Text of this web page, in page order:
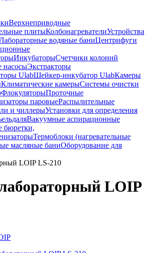
Верхнеприводные
плитыКолбонагревателиУстройства
водяные баниЦентрифуги
ИнкубаторыСчетчики колоний
насосыЭкстракторы
UlabШейкер-инкубатор UlabКамеры
Климатические камерыСистемы очистки
ФлокуляторыПроточные
паровыеРаспылительные
и чиллерыУстановки для определения
Вакуумные аспирационные
бюретки,
Термоблоки (нагревательные
масляные баниОборудование для
LOIP LS-210
LOIP